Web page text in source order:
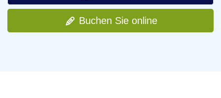
Buchen Sie online